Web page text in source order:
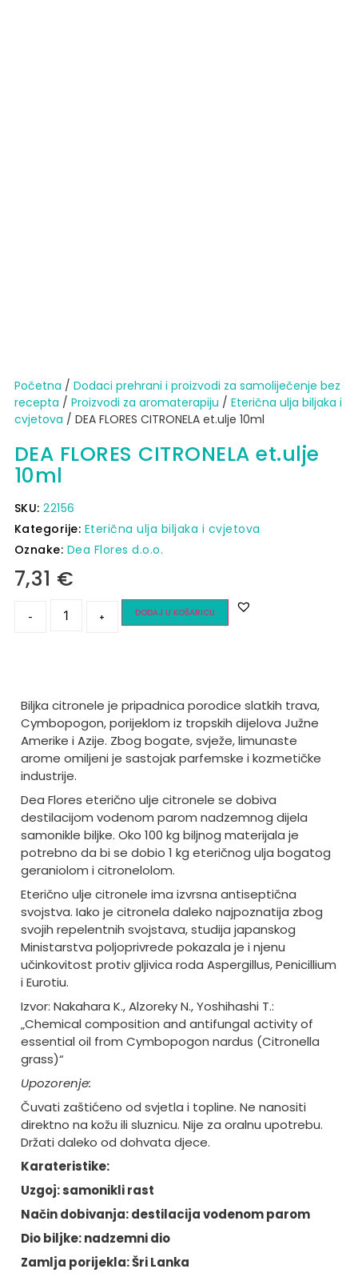
Početna / Dodaci prehrani i proizvodi za samoliječenje bez
recepta / Proizvodi za aromaterapiju / Eterična ulja biljaka i
cvjetova / DEA FLORES CITRONELA et.ulje 10ml
DEA FLORES CITRONELA et.ulje
10ml
SKU:22156
Kategorije: Eterična ulja biljaka i cvjetova
Oznake: Dea Flores d.o.o.
7,31 €
- + DODAJ U KOŠARICU
Biljka citronele je pripadnica porodice slatkih trava,
Cymbopogon, porijeklom iz tropskih dijelova Južne
Amerike i Azije. Zbog bogate, svježe, limunaste
arome omiljeni je sastojak parfemske i kozmetičke
industrije.
Dea Flores eterično ulje citronele se dobiva
destilacijom vodenom parom nadzemnog dijela
samonikle biljke. Oko 100 kg biljnog materijala je
potrebno da bi se dobio 1 kg eteričnog ulja bogatog
geraniolom i citronelolom.
Eterično ulje citronele ima izvrsna antiseptična
svojstva. Iako je citronela daleko najpoznatija zbog
svojih repelentnih svojstava, studija japanskog
Ministarstva poljoprivrede pokazala je i njenu
učinkovitost protiv gljivica roda Aspergillus, Penicillium
i Eurotiu.
Izvor: Nakahara K., Alzoreky N., Yoshihashi T.:
„Chemical composition and antifungal activity of
essential oil from Cymbopogon nardus (Citronella
grass)“
Upozorenje:
Čuvati zaštićeno od svjetla i topline. Ne nanositi
direktno na kožu ili sluznicu. Nije za oralnu upotrebu.
Držati daleko od dohvata djece.
Karateristike:
Uzgoj: samonikli rast
Način dobivanja: destilacija vodenom parom
Dio biljke: nadzemni dio
Zamlja porijekla: Šri Lanka